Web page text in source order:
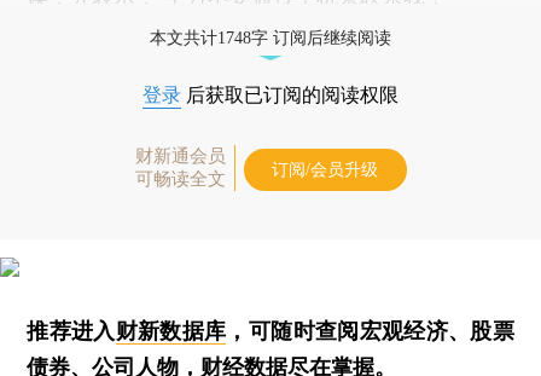
本文共计1748字 订阅后继续阅读
登录 后获取已订阅的阅读权限
财新通会员
可畅读全文
订阅/会员升级
推荐进入财新数据库 ，可随时查阅宏观经济、股票
债券、公司人物，财经数据尽在掌握。